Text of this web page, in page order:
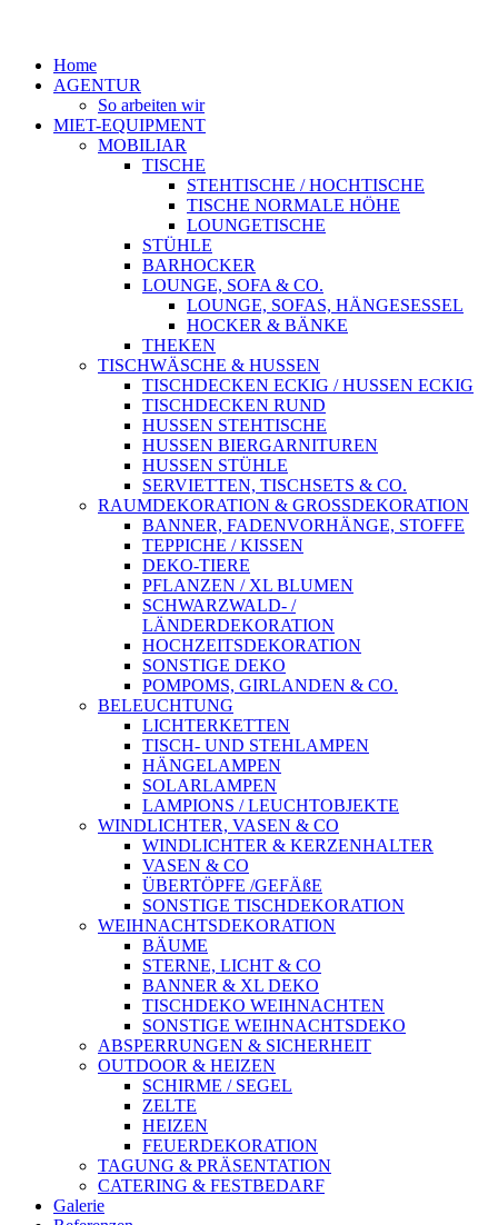
Home
AGENTUR
So arbeiten wir
MIET-EQUIPMENT
MOBILIAR
TISCHE
STEHTISCHE / HOCHTISCHE
TISCHE NORMALE HÖHE
LOUNGETISCHE
STÜHLE
BARHOCKER
LOUNGE, SOFA & CO.
LOUNGE, SOFAS, HÄNGESESSEL
HOCKER & BÄNKE
THEKEN
TISCHWÄSCHE & HUSSEN
TISCHDECKEN ECKIG / HUSSEN ECKIG
TISCHDECKEN RUND
HUSSEN STEHTISCHE
HUSSEN BIERGARNITUREN
HUSSEN STÜHLE
SERVIETTEN, TISCHSETS & CO.
RAUMDEKORATION & GROSSDEKORATION
BANNER, FADENVORHÄNGE, STOFFE
TEPPICHE / KISSEN
DEKO-TIERE
PFLANZEN / XL BLUMEN
SCHWARZWALD- /
LÄNDERDEKORATION
HOCHZEITSDEKORATION
SONSTIGE DEKO
POMPOMS, GIRLANDEN & CO.
BELEUCHTUNG
LICHTERKETTEN
TISCH- UND STEHLAMPEN
HÄNGELAMPEN
SOLARLAMPEN
LAMPIONS / LEUCHTOBJEKTE
WINDLICHTER, VASEN & CO
WINDLICHTER & KERZENHALTER
VASEN & CO
ÜBERTÖPFE /GEFÄßE
SONSTIGE TISCHDEKORATION
WEIHNACHTSDEKORATION
BÄUME
STERNE, LICHT & CO
BANNER & XL DEKO
TISCHDEKO WEIHNACHTEN
SONSTIGE WEIHNACHTSDEKO
ABSPERRUNGEN & SICHERHEIT
OUTDOOR & HEIZEN
SCHIRME / SEGEL
ZELTE
HEIZEN
FEUERDEKORATION
TAGUNG & PRÄSENTATION
CATERING & FESTBEDARF
Galerie